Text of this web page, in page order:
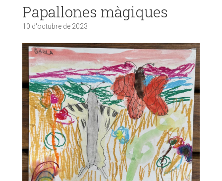
Papallones màgiques
10 d'octubre de 2023